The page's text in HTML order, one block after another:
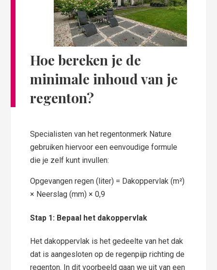
Hoe bereken je de
minimale inhoud van je
regenton?
Specialisten van het regentonmerk Nature
gebruiken hiervoor een eenvoudige formule
die je zelf kunt invullen:
Opgevangen regen (liter) = Dakoppervlak (m²)
× Neerslag (mm) × 0,9
Stap 1: Bepaal het dakoppervlak
Het dakoppervlak is het gedeelte van het dak
dat is aangesloten op de regenpijp richting de
regenton. In dit voorbeeld gaan we uit van een